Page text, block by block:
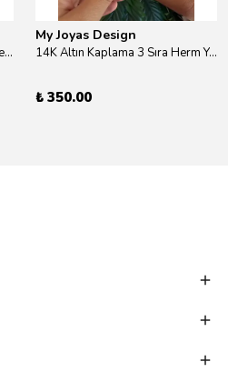
14K Altın Kaplama 21 Sedefli Şekiller Kolye 46cm
My Joyas Design
14K Altın Kaplama 3 Sıra Herm Yüzük Gold
₺ 350.00